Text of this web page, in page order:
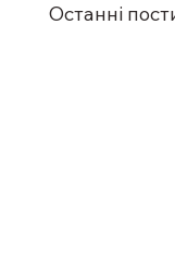
Останні